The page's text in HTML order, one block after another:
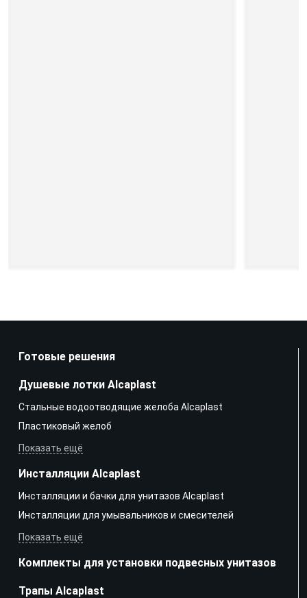
Готовые решения
Душевые лотки Alcaplast
Стальные водоотводящие желоба Alcaplast
Пластиковый желоб
Показать ещё
Инсталляции Alcaplast
Инсталляции и бачки для унитазов Alcaplast
Инсталляции для умывальников и смесителей
Показать ещё
Комплекты для установки подвесных унитазов
Трапы Alcaplast